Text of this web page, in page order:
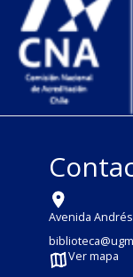
Avenida
Ver mapa